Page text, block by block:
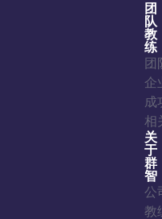
团
队
教
练
团
企
成
相
关
于
群
智
公
教